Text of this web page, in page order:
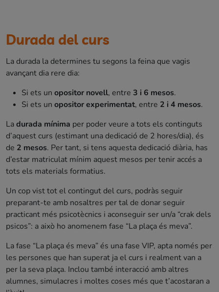
Durada del curs
La durada la determines tu segons la feina que vagis
avançant dia rere dia:
Si ets un opositor novell, entre 3 i 6 mesos.
Si ets un opositor experimentat, entre 2 i 4 mesos.
Ladurada mínima per poder veure a tots els continguts
d’aquest curs (estimant una dedicació de 2 hores/dia), és
de 2 mesos. Per tant, si tens aquesta dedicació diària, has
d’estar matriculat mínim aquest mesos per tenir accés a
tots els materials formatius.
Un cop vist tot el contingut del curs, podràs seguir
preparant-te amb nosaltres per tal de donar seguir
practicant més psicotècnics i aconseguir ser un/a “crak dels
psicos”: a això ho anomenem fase “La plaça és meva”.
La fase “La plaça és meva” és una fase VIP, apta només per
les persones que han superat ja el curs i realment van a
per la seva plaça. Inclou també interacció amb altres
alumnes, simulacres i moltes coses més que t’acostaran a